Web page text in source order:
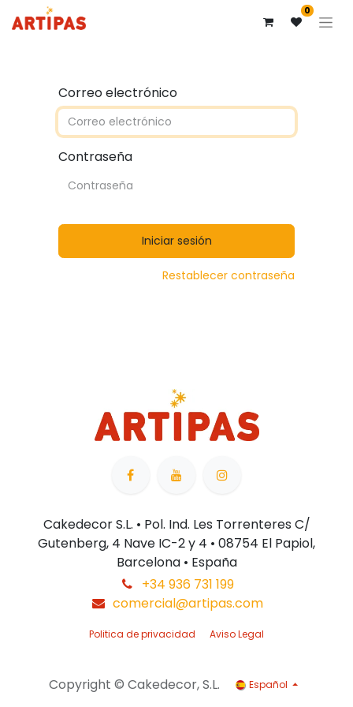
0
Correo electrónico
Contraseña
Iniciar sesión
Restablecer contraseña
Cakedecor S.L. • Pol. Ind. Les Torrenteres C/
Gutenberg, 4 Nave IC-2 y 4 • 08754 El Papiol,
Barcelona • España
+34 936 731 199
comercial@artipas.com
Politica de privacidad Aviso Legal
Copyright © Cakedecor, S.L. Español